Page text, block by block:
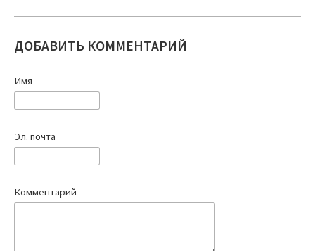
ДОБАВИТЬ КОММЕНТАРИЙ
Имя
Эл. почта
Комментарий